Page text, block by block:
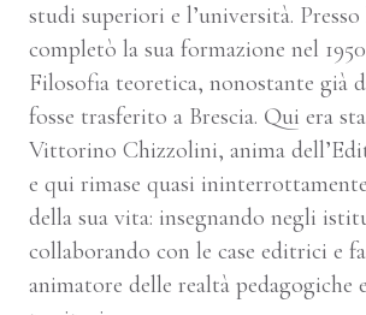
studi superiori e l’università. Presso
completò la sua formazione nel
Filosofia teoretica, nonostante già
fosse trasferito a Brescia. Qui era
Vittorino Chizzolini, anima
e qui rimase quasi
della sua vita: insegnando negli
collaborando con le case editrici e
animatore delle realtà pedagogiche